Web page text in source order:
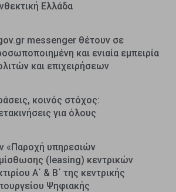
Ελλάδα
messenger θέτουν σε
και ενιαία εμπειρία
και επιχειρήσεων
κοινός στόχος:
για όλους
«Παροχή υπηρεσιών
(leasing) κεντρικών
Α΄ & Β΄ της κεντρικής
Ψηφιακής